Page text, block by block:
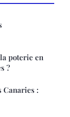
poterie en
?
: